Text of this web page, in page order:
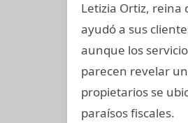
Letizia Ortiz, reina
ayudó a sus
aunque los
parecen revelar
propietarios se
paraísos fiscales.